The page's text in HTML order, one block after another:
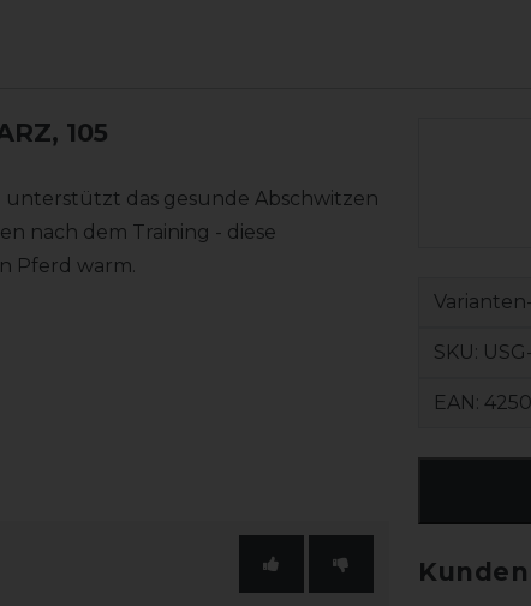
105
unterstützt das gesunde Abschwitzen
nach dem Training - diese
Pferd warm.
SKU:
EAN: